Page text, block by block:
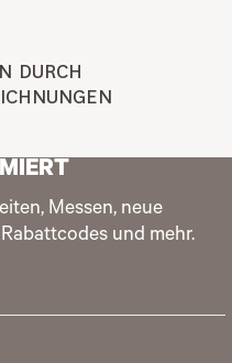
DURCH
Messen, neue
und mehr.